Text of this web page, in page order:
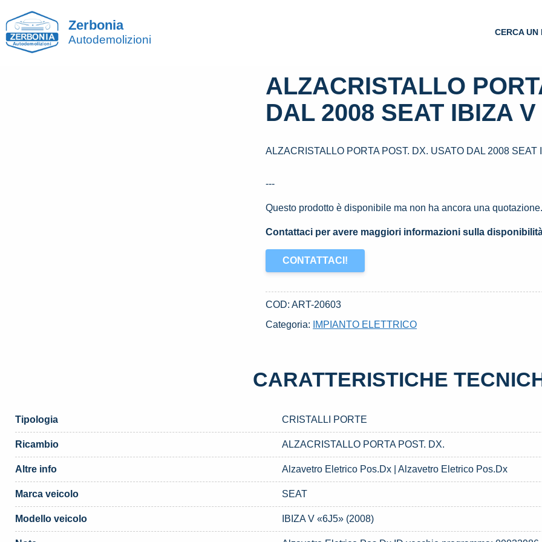
Zerbonia
Autodemolizioni
CERCA UN
ALZACRISTALLO
DAL 2008 SEAT IBIZA
ALZACRISTALLO PORTA POST. DX. USATO DAL 2008 SEAT
---
Questo prodotto è disponibile ma non ha ancora una
Contattaci per avere maggiori informazioni sulla
CONTATTACI!
COD:ART-20603
Categoria:
IMPIANTO ELETTRICO
CARATTERISTICHE
Tipologia CRISTALLI PORTE
Ricambio ALZACRISTALLO PORTA POST. DX.
Altre info Alzavetro Eletrico Pos.Dx | Alzavetro Eletrico Pos.Dx
Marca veicolo SEAT
Modello veicolo IBIZA V «6J5» (2008)